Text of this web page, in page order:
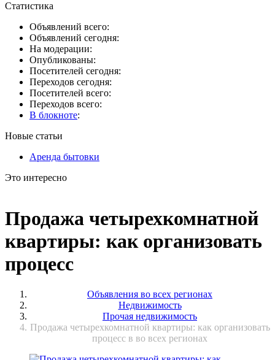
Статистика
Объявлений всего:
Объявлений сегодня:
На модерации:
Опубликованы:
Посетителей сегодня:
Переходов сегодня:
Посетителей всего:
Переходов всего:
В блокноте:
Новые статьи
Аренда бытовки
Это интересно
Продажа четырехкомнатной
квартиры: как организовать
процесс
Объявления во всех регионах
Недвижимость
Прочая недвижимость
Продажа четырехкомнатной квартиры: как организовать
процесс в во всех регионах